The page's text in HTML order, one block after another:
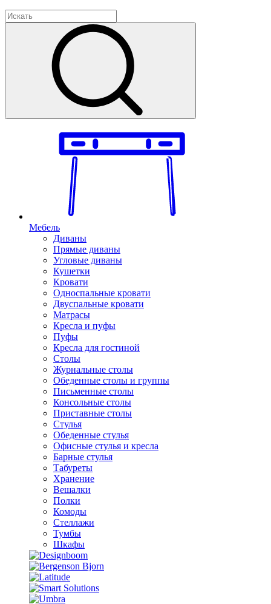
Мебель
Диваны
Прямые диваны
Угловые диваны
Кушетки
Кровати
Односпальные кровати
Двуспальные кровати
Матрасы
Кресла и пуфы
Пуфы
Кресла для гостиной
Столы
Журнальные столы
Обеденные столы и группы
Письменные столы
Консольные столы
Приставные столы
Стулья
Обеденные стулья
Офисные стулья и кресла
Барные стулья
Табуреты
Хранение
Вешалки
Полки
Комоды
Стеллажи
Тумбы
Шкафы